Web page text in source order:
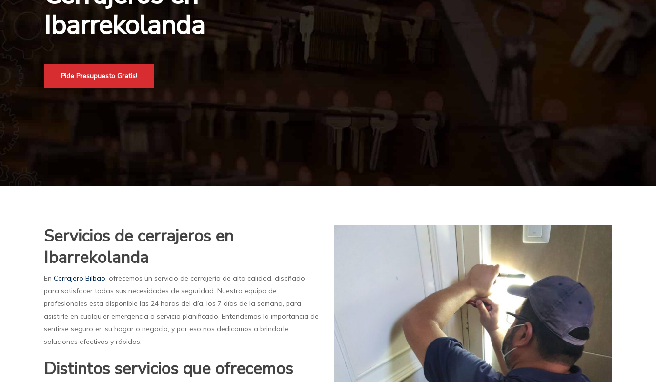
Ibarrekolanda
Pide Presupuesto Gratis!
Servicios de cerrajeros en
Ibarrekolanda
EnCerrajero Bilbao, ofrecemos un servicio de cerrajería de alta calidad, diseñado
para satisfacer todas sus necesidades de seguridad. Nuestro equipo de
profesionales está disponible las 24 horas del día, los 7 días de la semana, para
asistirle en cualquier emergencia o servicio planificado. Entendemos la importancia de
sentirse seguro en su hogar o negocio, y por eso nos dedicamos a brindarle
soluciones efectivas y rápidas.
Distintos servicios que ofrecemos